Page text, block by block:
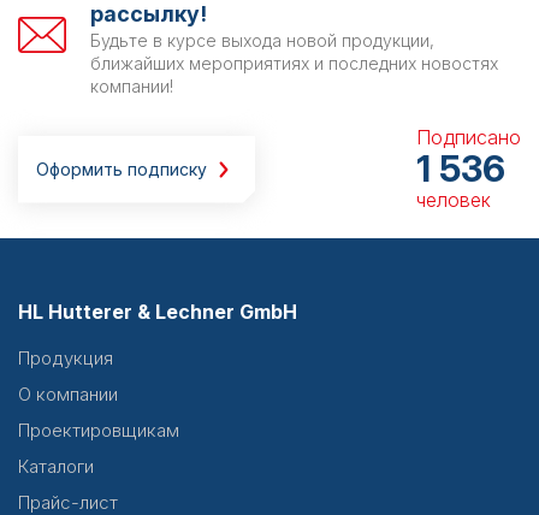
рассылку!
Будьте в курсе выхода новой продукции,
ближайших мероприятиях и последних новостях
компании!
Оформить подписку
Подписано
1 536
человек
HL Hutterer & Lechner GmbH
Продукция
О компании
Проектировщикам
Каталоги
Прайс-лист